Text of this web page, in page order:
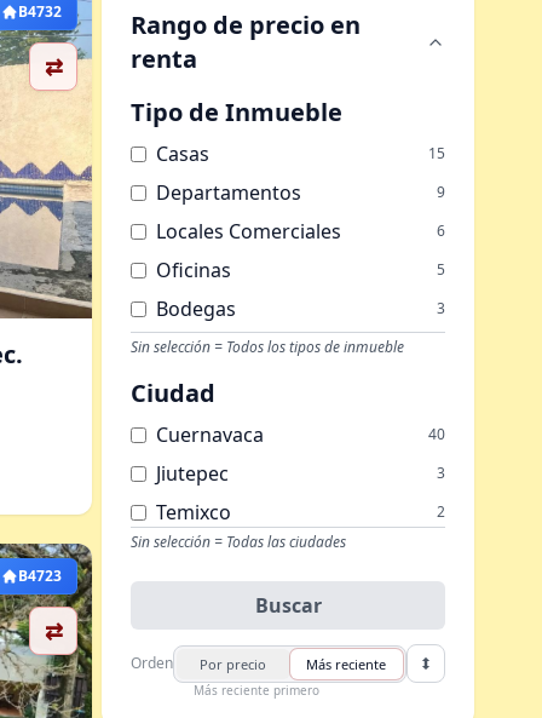
⇄
B4732
⇄
B4723
Rango de precio en
renta
Tipo de Inmueble
Casas 15
Departamentos 9
Locales Comerciales 6
Oficinas 5
Bodegas 3
Condominios
Terrenos
Edificios 1
Sin selección = Todos los tipos de inmueble
Ciudad
Cuernavaca 40
Jiutepec 3
Temixco
2
Sin selección = Todas las ciudades
Buscar
Orden Por precio Más reciente
Más reciente primero